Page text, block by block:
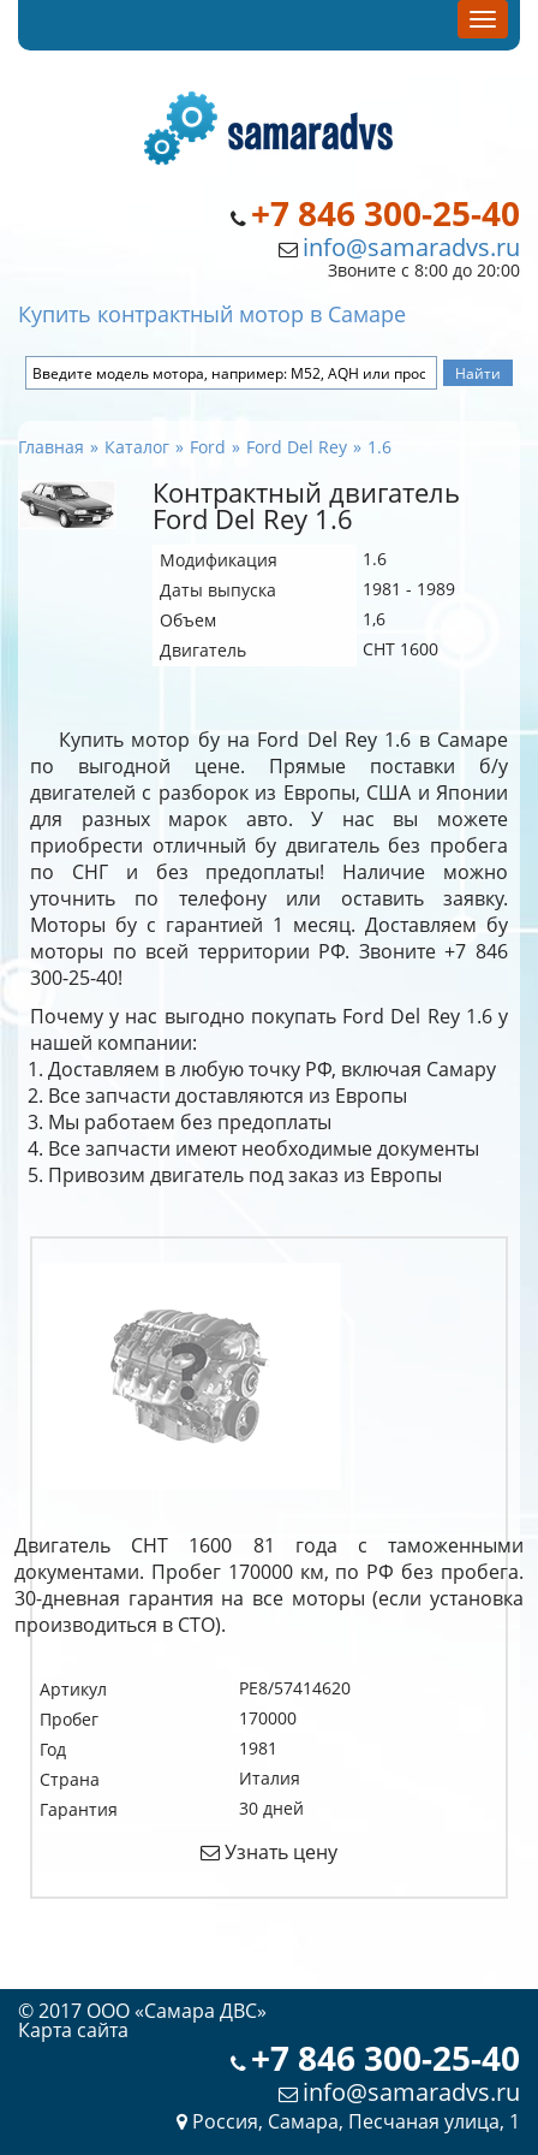
+7 846 300-25-40
info@samaradvs.ru
Звоните с 8:00 до 20:00
Купить контрактный мотор в Самаре
Главная Каталог Ford Ford Del Rey 1.6
Контрактный двигатель
Ford Del Rey 1.6
Модификация
1.6
Даты выпуска
1981 - 1989
Объем
1,6
Двигатель
CHT 1600
Купить мотор бу на Ford Del Rey 1.6 в Самаре
по выгодной цене. Прямые поставки б/у
двигателей с разборок из Европы, США и Японии
для разных марок авто. У нас вы можете
приобрести отличный бу двигатель без пробега
по СНГ и без предоплаты! Наличие можно
уточнить по телефону или оставить заявку.
Моторы бу с гарантией 1 месяц. Доставляем бу
моторы по всей территории РФ. Звоните +7 846
300-25-40!
Почему у нас выгодно покупать Ford Del Rey 1.6 у
нашей компании:
Доставляем в любую точку РФ, включая Самару
Все запчасти доставляются из Европы
Мы работаем без предоплаты
Все запчасти имеют необходимые документы
Привозим двигатель под заказ из Европы
Двигатель CHT 1600 81 года с таможенными
документами. Пробег 170000 км, по РФ без пробега.
30-дневная гарантия на все моторы (если установка
производиться в СТО).
Артикул
PE8/57414620
Пробег
170000
Год
1981
Страна
Италия
Гарантия
30 дней
Узнать цену
© 2017 OOO «Самара ДВС»
Карта сайта
+7 846 300-25-40
info@samaradvs.ru
Россия, Самара, Песчаная улица, 1